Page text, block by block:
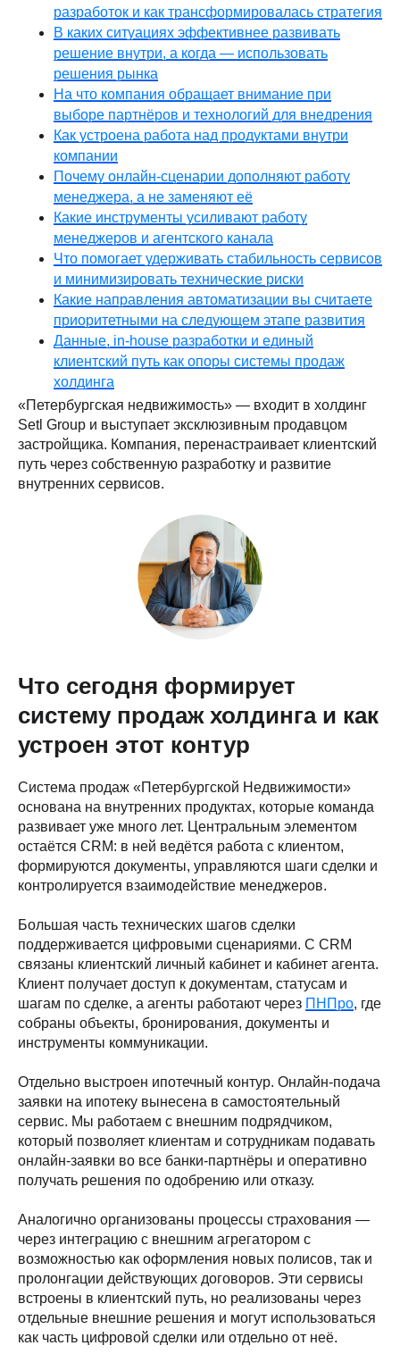
разработок и как трансформировалась стратегия
В каких ситуациях эффективнее развивать
решение внутри, а когда — использовать
решения рынка
На что компания обращает внимание при
выборе партнёров и технологий для внедрения
Как устроена работа над продуктами внутри
компании
Почему онлайн-сценарии дополняют работу
менеджера, а не заменяют её
Какие инструменты усиливают работу
менеджеров и агентского канала
Что помогает удерживать стабильность сервисов
и минимизировать технические риски
Какие направления автоматизации вы считаете
приоритетными на следующем этапе развития
Данные, in-house разработки и единый
клиентский путь как опоры системы продаж
холдинга
«Петербургская недвижимость» — входит в холдинг
Setl Group и выступает эксклюзивным продавцом
застройщика. Компания, перенастраивает клиентский
путь через собственную разработку и развитие
внутренних сервисов.
Что сегодня формирует
систему продаж холдинга и как
устроен этот контур
Система продаж «Петербургской Недвижимости»
основана на внутренних продуктах, которые команда
развивает уже много лет. Центральным элементом
остаётся CRM: в ней ведётся работа с клиентом,
формируются документы, управляются шаги сделки и
контролируется взаимодействие менеджеров.
Большая часть технических шагов сделки
поддерживается цифровыми сценариями. С CRM
связаны клиентский личный кабинет и кабинет агента.
Клиент получает доступ к документам, статусам и
шагам по сделке, а агенты работают через ПНПро, где
собраны объекты, бронирования, документы и
инструменты коммуникации.
Отдельно выстроен ипотечный контур. Онлайн-подача
заявки на ипотеку вынесена в самостоятельный
сервис. Мы работаем с внешним подрядчиком,
который позволяет клиентам и сотрудникам подавать
онлайн-заявки во все банки-партнёры и оперативно
получать решения по одобрению или отказу.
Аналогично организованы процессы страхования —
через интеграцию с внешним агрегатором с
возможностью как оформления новых полисов, так и
пролонгации действующих договоров. Эти сервисы
встроены в клиентский путь, но реализованы через
отдельные внешние решения и могут использоваться
как часть цифровой сделки или отдельно от неё.